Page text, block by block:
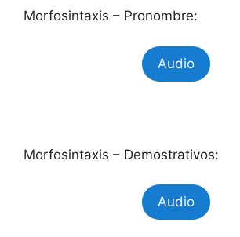
Morfosintaxis – Pronombre:
Audio
Morfosintaxis – Demostrativos:
Audio